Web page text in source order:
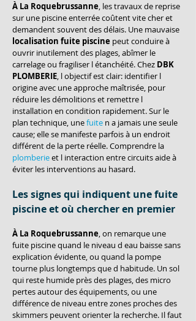
À La Roquebrussanne, les travaux de reprise
sur une piscine enterrée coûtent vite cher et
demandent souvent des délais. Une mauvaise
localisation fuite piscine peut conduire à
ouvrir inutilement des plages, abîmer le
carrelage ou fragiliser l étanchéité. Chez DBK
PLOMBERIE, l objectif est clair: identifier l
origine avec une approche maîtrisée, pour
réduire les démolitions et remettre l
installation en condition rapidement. Sur le
plan technique, une fuite n a jamais une seule
cause; elle se manifeste parfois à un endroit
différent de la perte réelle. Comprendre la
plomberie et l interaction entre circuits aide à
éviter les interventions au hasard.
Les signes qui indiquent une fuite
piscine et où chercher en premier
À La Roquebrussanne, on remarque une
fuite piscine quand le niveau d eau baisse sans
explication évidente, ou quand la pompe
tourne plus longtemps que d habitude. Un sol
qui reste humide près des plages, des micro
pertes autour des équipements, ou une
différence de niveau entre zones proches des
skimmers peuvent orienter la recherche. Il faut